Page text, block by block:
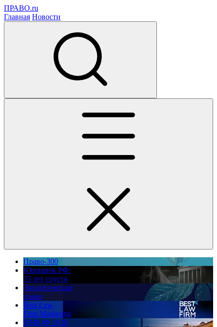
ПРАВО.ru
Главная Новости
Право-300
Юррынок РФ:
35 лет спустя
Экологическое
право
Best Law
Firm Marketing
ПМЮФ 2026